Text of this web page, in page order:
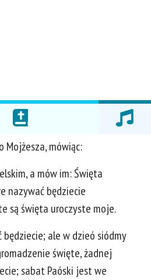
Mojżesza, mówiąc:
a mów im: Święta
nazywać będziecie
są święta uroczyste moje.
będziecie; ale w dzieó siódmy
święte, żadnej
sabat Paóski jest we